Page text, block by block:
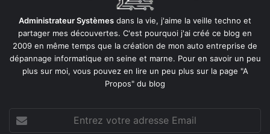
Administrateur Systèmes dans la vie, j'aime la veille techno et
partager mes découvertes. C'est pourquoi j'ai créé ce blog en
2009 en même temps que la création de mon auto entreprise de
dépannage informatique en seine et marne. Pour en savoir un peu
plus sur moi, vous pouvez en lire un peu plus sur la page "A
Propos" du blog
votre